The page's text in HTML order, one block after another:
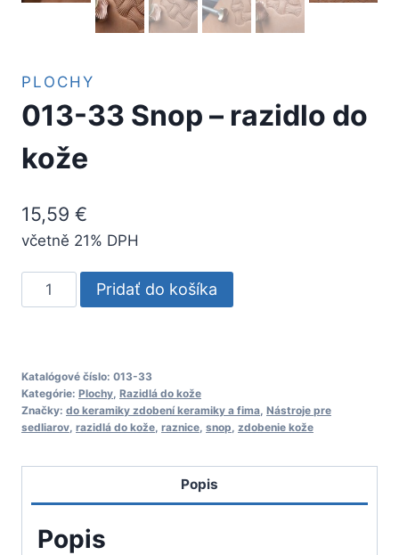
PLOCHY
013-33 Snop – razidlo do
kože
15,59 €
včetně 21% DPH
množstvo
013-
-
razidlo
do
Pridať do košíka
Katalógové číslo: 013-33
Kategórie: Plochy, Razidlá do kože
Značky: do keramiky zdobení keramiky a fima, Nástroje pre
sedliarov, razidlá do kože, raznice, snop, zdobenie kože
Popis
Popis